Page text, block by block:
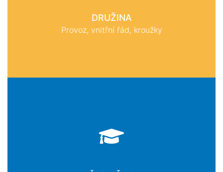
DRUŽINA
Provoz, vnitřní řád, kroužky